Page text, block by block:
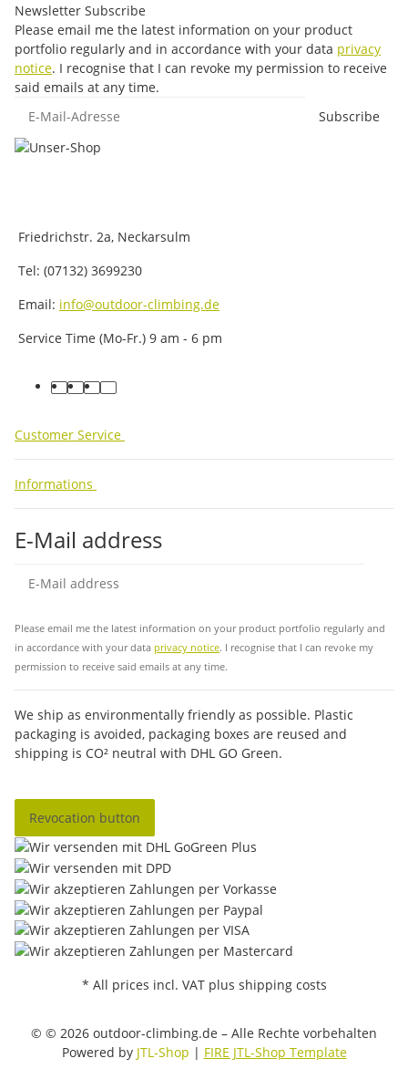
Newsletter Subscribe
Please email me the latest information on your product
portfolio regularly and in accordance with your data privacy
notice. I recognise that I can revoke my permission to receive
said emails at any time.
Subscribe
Friedrichstr. 2a, Neckarsulm
Tel: (07132) 3699230
Email: info@outdoor-climbing.de
Service Time (Mo-Fr.) 9 am - 6 pm
facebook
youtube
instagram
tiktok
Customer Service
Informations
E-Mail address
Please email me the latest information on your product portfolio regularly and
in accordance with your data privacy notice. I recognise that I can revoke my
permission to receive said emails at any time.
We ship as environmentally friendly as possible. Plastic
packaging is avoided, packaging boxes are reused and
shipping is CO² neutral with DHL GO Green.
Revocation button
* All prices incl. VAT plus shipping costs
© © 2026 outdoor-climbing.de – Alle Rechte vorbehalten
Powered by JTL-Shop | FIRE JTL-Shop Template